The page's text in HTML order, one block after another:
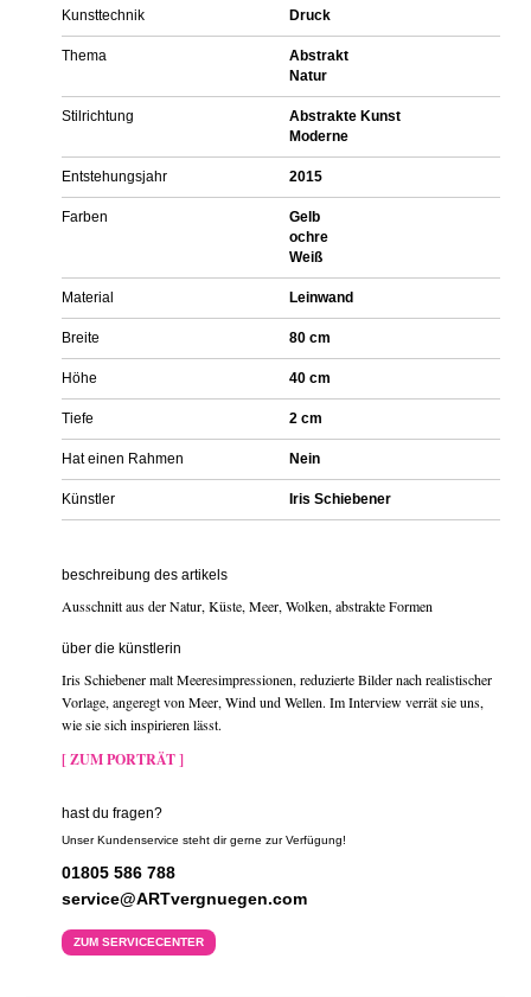
Kunsttechnik Druck
Thema
Abstrakt
Natur
Stilrichtung
Abstrakte Kunst
Moderne
Entstehungsjahr 2015
Farben
Gelb
ochre
Weiß
Material Leinwand
Breite 80 cm
Höhe 40 cm
Tiefe 2 cm
Hat einen Rahmen Nein
Künstler Iris Schiebener
beschreibung des artikels
Ausschnitt aus der Natur, Küste, Meer, Wolken, abstrakte Formen
über die künstlerin
Iris Schiebener malt Meeresimpressionen, reduzierte Bilder nach realistischer
Vorlage, angeregt von Meer, Wind und Wellen. Im Interview verrät sie uns,
wie sie sich inspirieren lässt.
[ ZUM PORTRÄT ]
hast du fragen?
Unser Kundenservice steht dir gerne zur Verfügung!
01805 586 788
service@ARTvergnuegen.com
ZUM SERVICECENTER